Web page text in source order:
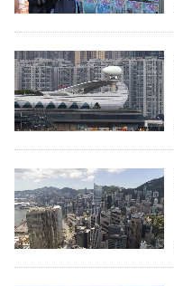
科
技
職
場
生
時
事